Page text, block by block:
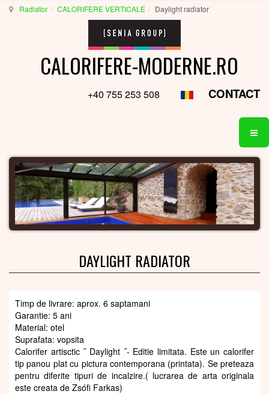
Radiator CALORIFERE VERTICALE Daylight radiator
CALORIFERE-MODERNE.RO
+40 755 253 508 CONTACT
DAYLIGHT RADIATOR
Timp de livrare: aprox. 6 saptamani
Garantie: 5 ani
Material: otel
Suprafata: vopsita
Calorifer artisctic ˝ Daylight ˝- Editie limitata. Este un calorifer
tip panou plat cu pictura contemporana (printata). Se preteaza
pentru diferite tipuri de incalzire.( lucrarea de arta originala
este creata de Zsófi Farkas)